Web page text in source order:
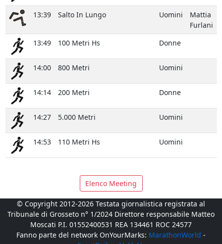
13:39 Salto In Lungo Uomini
Mattia
Furlani
13:49
100 Metri Hs Donne
14:00 800 Metri Uomini
14:14 200 Metri Donne
14:27 5.000 Metri Uomini
14:53 110 Metri Hs Uomini
Elenco Meeting
© Copyright 2012-2026 Testata giornalistica registrata al
Tribunale di Grosseto n° 1/2024 Direttore responsabile Matteo
Moscati P.I. 01552400531 REA 134461 ROC 24577
Fanno parte del network OnYourMarks: MarathonWorld -